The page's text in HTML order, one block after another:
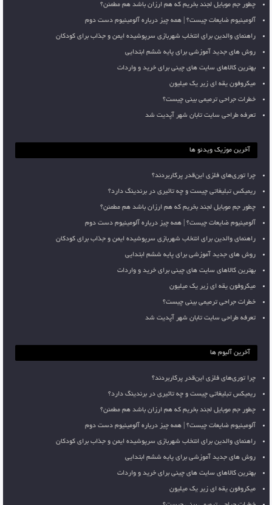
چطور جم موبایل لجند بخریم که هم ارزان باشد هم مطمئن؟
آلومینیوم ضایعات چیست؟ | همه چیز درباره آلومینیوم دست دوم
راهنمای والدین برای انتخاب شهربازی سرپوشیده ایمن و جذاب برای کودکان
روش های جدید آموزشی برای پایه ششم ابتدایی
بهترین کالاهای سایت های چینی برای خرید و واردات
میکروفون یقه ای زیر یک میلیون
خطرات جراحی ترمیمی بینی چیست؟
تعرفه طراحی سایت تابان شهر آپدیت شد
آخرین موزیک ویدئو ها
چرا توری‌های فلزی این‌قدر پرکاربردند؟
ریمیکس تبلیغاتی چیست و چه تاثیری در برندینگ دارد؟
چطور جم موبایل لجند بخریم که هم ارزان باشد هم مطمئن؟
آلومینیوم ضایعات چیست؟ | همه چیز درباره آلومینیوم دست دوم
راهنمای والدین برای انتخاب شهربازی سرپوشیده ایمن و جذاب برای کودکان
روش های جدید آموزشی برای پایه ششم ابتدایی
بهترین کالاهای سایت های چینی برای خرید و واردات
میکروفون یقه ای زیر یک میلیون
خطرات جراحی ترمیمی بینی چیست؟
تعرفه طراحی سایت تابان شهر آپدیت شد
آخرین آلبوم ها
چرا توری‌های فلزی این‌قدر پرکاربردند؟
ریمیکس تبلیغاتی چیست و چه تاثیری در برندینگ دارد؟
چطور جم موبایل لجند بخریم که هم ارزان باشد هم مطمئن؟
آلومینیوم ضایعات چیست؟ | همه چیز درباره آلومینیوم دست دوم
راهنمای والدین برای انتخاب شهربازی سرپوشیده ایمن و جذاب برای کودکان
روش های جدید آموزشی برای پایه ششم ابتدایی
بهترین کالاهای سایت های چینی برای خرید و واردات
میکروفون یقه ای زیر یک میلیون